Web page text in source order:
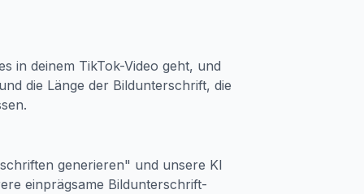
in deinem TikTok-Video geht, und
die Länge der Bildunterschrift, die
generieren" und unsere KI
einprägsame Bildunterschrift-